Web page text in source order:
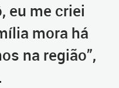
eu me criei
mora há
na região”,